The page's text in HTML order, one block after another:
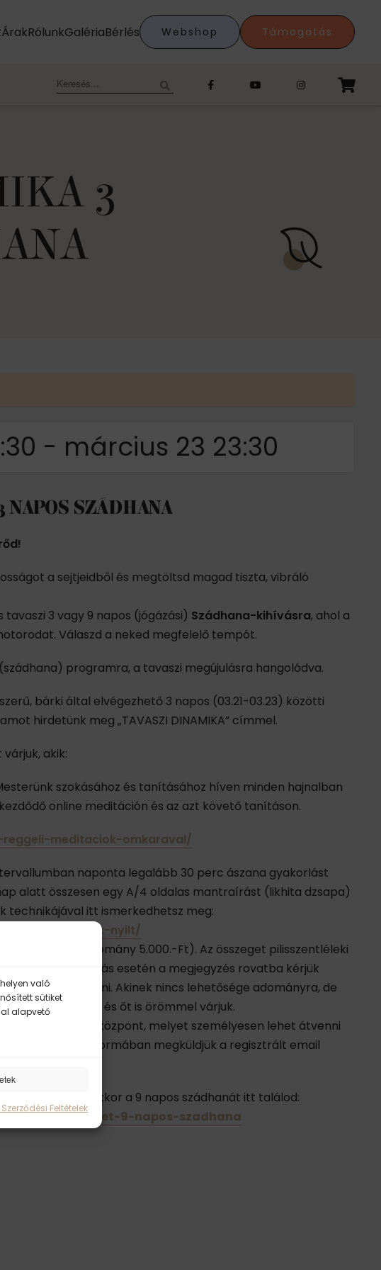
való
sütiket
alapvető
Feltételek
ÁrakRólunkGalériaBérlés Webshop Támogatás
Keresés:
3
- március 23 23:30
SZÁDHANA
a sejtjeidből és megtöltsd magad tiszta, vibráló
3 vagy 9 napos (jógázási) Szádhana-kihívásra, ahol a
Válaszd a neked megfelelő tempót.
programra, a tavaszi megújulásra hangolódva.
bárki által elvégezhető 3 napos (03.21-03.23) közötti
hirdetünk meg „TAVASZI DINAMIKA” címmel.
akik:
szokásához és tanításához híven minden hajnalban
online meditáción és az azt követő tanításon.
meditaciok-omkaraval/
naponta legalább 30 perc ászana gyakorlást
alatt összesen egy A/4 oldalas mantraírást (likhita dzsapa)
technikájával itt ismerkedhetsz meg:
mantrabank-nyilt/
(ajánlott adomány 5.000.-Ft). Az összeget pilisszentléleki
Banki utalás esetén a megjegyzés rovatba kérjük
szöveget beírni. Akinek nincs lehetősége adományra, de
az jelezze és őt is örömmel várjuk.
állít ki a Jógaközpont, melyet személyesen lehet átvenni
vagy pdf formában megküldjük a regisztrált email
kihívásra, akkor a 9 napos szádhanát itt találod:
tavaszi-lendulet-9-napos-szadhana